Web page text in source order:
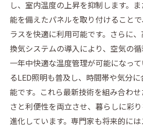
し、室内温度の上昇を抑制します。
能を備えたパネルを取り付けること
ラスを快適に利用可能です。さらに
換気システムの導入により、空気の循
一年中快適な温度管理が可能になっ
るLED照明も普及し、時間帯や気分
能です。これら最新技術を組み合わ
さと利便性を両立させ、暮らしに彩
進化しています。専門家も将来的に